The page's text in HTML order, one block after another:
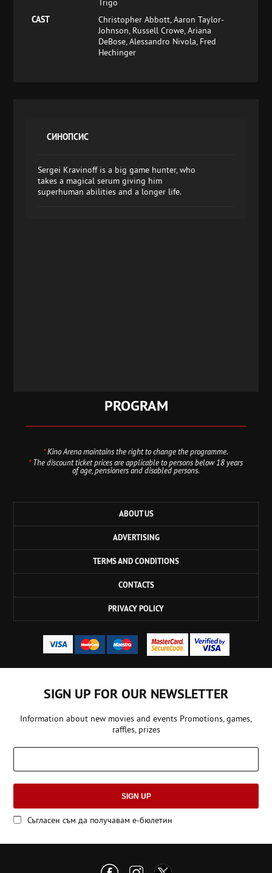
Trigo
CAST
Christopher Abbott, Aaron Taylor-
Johnson, Russell Crowe, Ariana
DeBose, Alessandro Nivola, Fred
Hechinger
СИНОПСИС
Sergei Kravinoff is a big game hunter, who
takes a magical serum giving him
superhuman abilities and a longer life.
PROGRAM
*Kino Arena maintains the right to change the programme.
*The discount ticket prices are applicable to persons below 18 years
of age, pensioners and disabled persons.
ABOUT US
ADVERTISING
TERMS AND CONDITIONS
CONTACTS
PRIVACY POLICY
SIGN UP FOR OUR NEWSLETTER
Information about new movies and events Promotions, games,
raffles, prizes
SIGN UP
Съгласен съм да получавам е-бюлетин